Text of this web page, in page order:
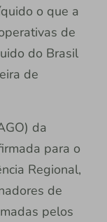
o que a
de
do Brasil
de
da
para o
Regional,
de
pelos